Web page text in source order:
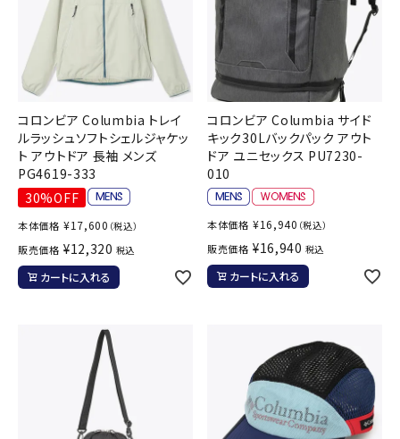
コロンビア Columbia トレイ
ルラッシュソフトシェルジャケッ
ト アウトドア 長袖 メンズ
PG4619-333
30%OFF
本体価格 ¥17,600 （税込）
販売価格 ¥12,320 税込
カートに入れる
コロンビア Columbia サイド
キック30Lバックパック アウト
ドア ユニセックス PU7230-
010
本体価格 ¥16,940 （税込）
販売価格 ¥16,940 税込
カートに入れる